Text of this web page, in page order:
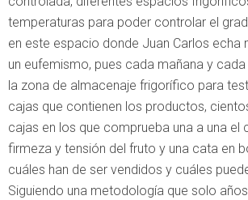
temperaturas para poder controlar el
en este espacio donde Juan Carlos echa
un eufemismo, pues cada mañana y
la zona de almacenaje frigorífico para
cajas que contienen los productos,
cajas en los que comprueba una a una el
firmeza y tensión del fruto y una cata en
cuáles han de ser vendidos y cuáles
Siguiendo una metodología que solo